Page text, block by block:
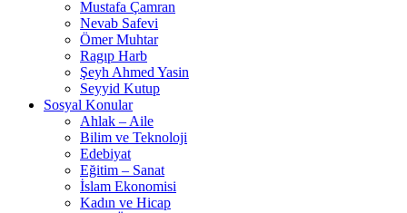
Mustafa Çamran
Nevab Safevi
Ömer Muhtar
Ragıp Harb
Şeyh Ahmed Yasin
Seyyid Kutup
Sosyal Konular
Ahlak – Aile
Bilim ve Teknoloji
Edebiyat
Eğitim – Sanat
İslam Ekonomisi
Kadın ve Hicap